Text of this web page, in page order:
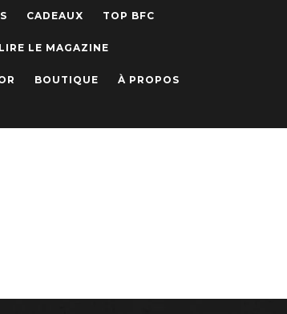
CADEAUX TOP BFC
LIRE LE MAGAZINE
BOUTIQUE À PROPOS